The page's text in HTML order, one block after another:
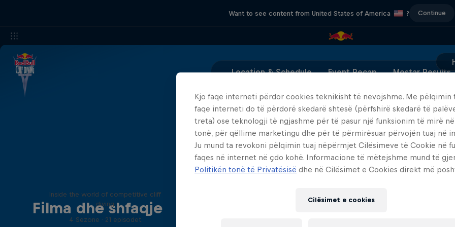
Want to see content from United States of America ? Continue
Location & Schedule
Event Recap Mostar Results
Live results for the Red Bull Cliff Diving World Series
soon!
Filma dhe shfaqje
Inside the world of competitive cliff
diving
4 Sezone · 21 episodet
A crash course in action
Kjo faqe interneti përdor cookies teknikisht të nevojshme. Me pëlqimin
faqe interneti do të përdorë skedarë shtesë (përfshirë skedarë të
treta) ose teknologji të ngjashme për të pasur një funksionim të mirë
tonë, për qëllime marketingu dhe për të përmirësuar përvojën tuaj në
Ju mund ta revokoni pëlqimin tuaj nëpërmjet Cilësimeve të Cookie në
faqes në internet në çdo kohë. Informacione të mëtejshme mund të
Politikën tonë të Privatësisë dhe në Cilësimet e Cookies direkt më
Cilësimet e cookies